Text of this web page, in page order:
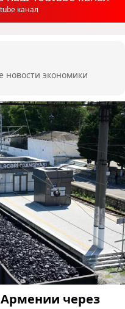
канал
экономики
через